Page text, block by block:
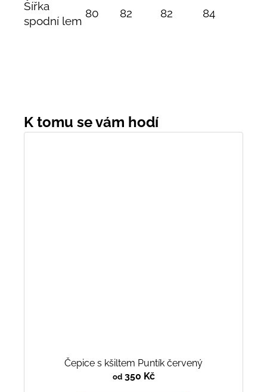
Šířka
spodní lem
80 82 82 84
Čepice s kšiltem Puntík červený
od350 Kč